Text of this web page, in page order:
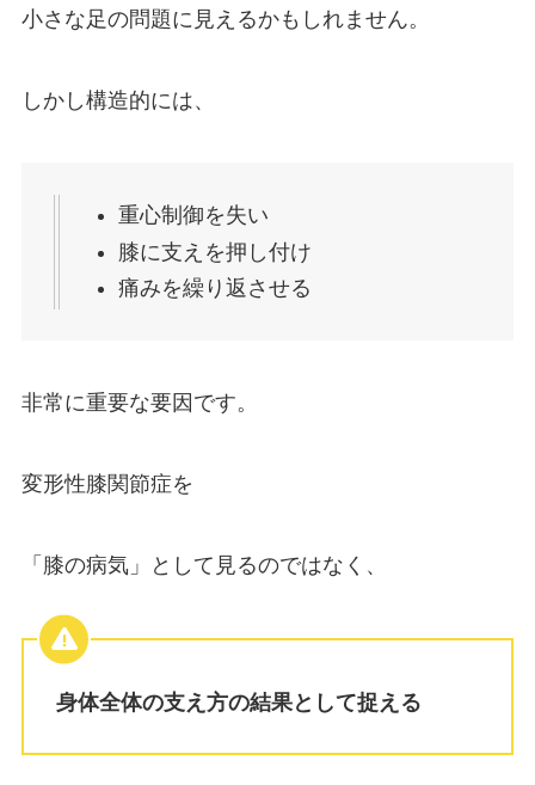
小さな足の問題に見えるかもしれません。
しかし構造的には、
重心制御を失い
膝に支えを押し付け
痛みを繰り返させる
非常に重要な要因です。
変形性膝関節症を
「膝の病気」として見るのではなく、
身体全体の支え方の結果として捉える